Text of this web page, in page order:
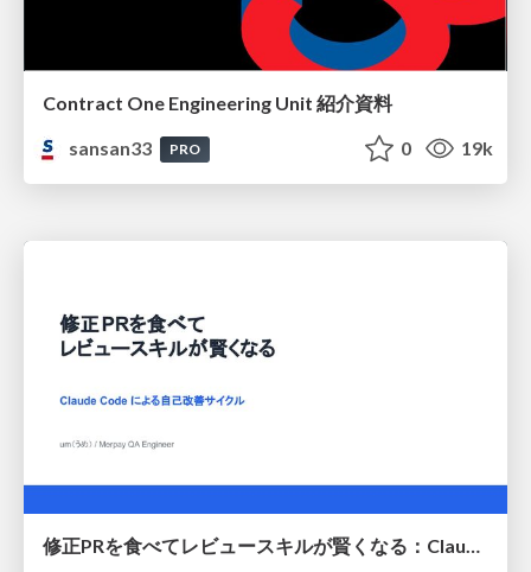
Contract One Engineering Unit 紹介資料
sansan33
PRO 0 19k